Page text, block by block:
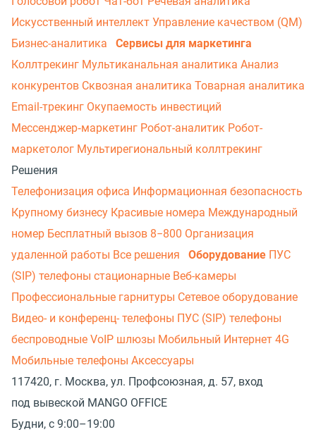
Искусственный интеллект Управление качеством (QM)
Бизнес-аналитика
Сервисы для маркетинга
Коллтрекинг Мультиканальная аналитика Анализ
конкурентов Сквозная аналитика Товарная аналитика
Email-трекинг Окупаемость инвестиций
Мессенджер‑маркетинг Робот-аналитик Робот-
маркетолог Мультирегиональный коллтрекинг
Решения
Телефонизация офиса Информационная безопасность
Крупному бизнесу Красивые номера Международный
номер Бесплатный вызов 8−800 Организация
удаленной работы Все решения Оборудование ПУС
(SIP) телефоны стационарные Веб-камеры
Профессиональные гарнитуры Сетевое оборудование
Видео- и конференц- телефоны ПУС (SIP) телефоны
беспроводные VoIP шлюзы Мобильный Интернет 4G
Мобильные телефоны Аксессуары
117420, г. Москва, ул. Профсоюзная, д. 57, вход
под вывеской MANGO OFFICE
Будни, с 9:00–19:00